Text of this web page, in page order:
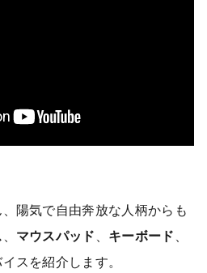
陽気で自由奔放な人柄からも
マウスパッド キーボード
スを紹介します。